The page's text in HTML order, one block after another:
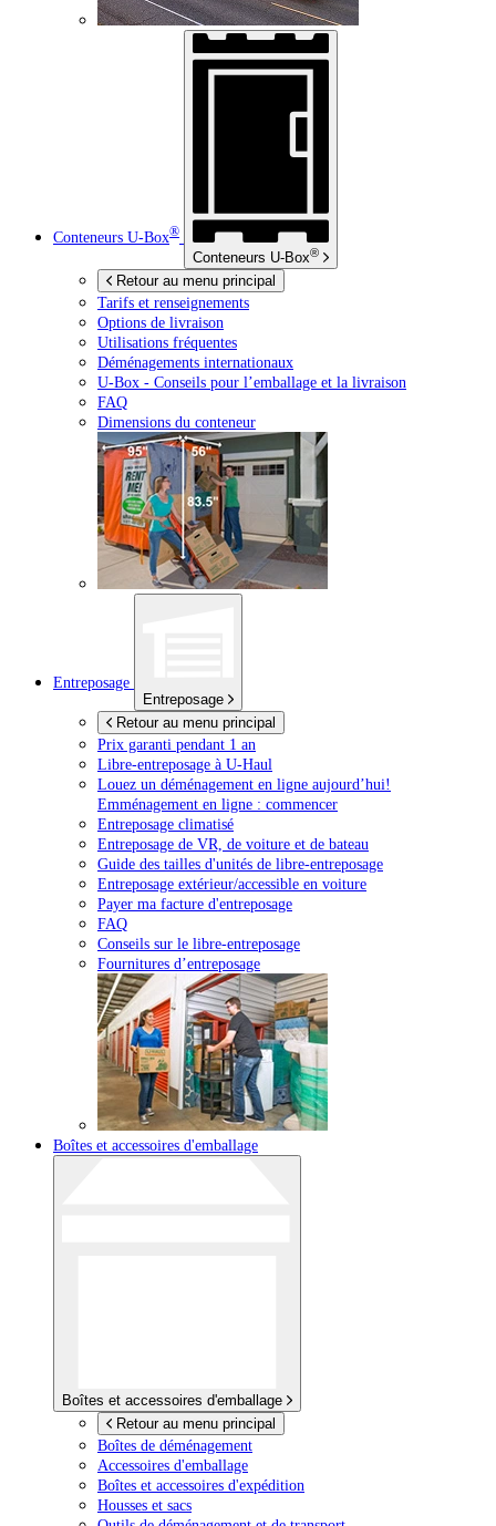
Conteneurs U-Box®
Conteneurs U-Box®
Retour au menu principal
Tarifs et renseignements
Options de livraison
Utilisations fréquentes
Déménagements internationaux
U-Box - Conseils pour l’emballage et la livraison
FAQ
Dimensions du conteneur
Entreposage
Entreposage
Retour au menu principal
Prix garanti pendant 1 an
Libre-entreposage à U-Haul
Louez un déménagement en ligne aujourd’hui!
Emménagement en ligne : commencer
Entreposage climatisé
Entreposage de VR, de voiture et de bateau
Guide des tailles d'unités de libre-entreposage
Entreposage extérieur/accessible en voiture
Payer ma facture d'entreposage
FAQ
Conseils sur le libre-entreposage
Fournitures d’entreposage
Boîtes et accessoires d'emballage
Boîtes et accessoires d'emballage
Retour au menu principal
Boîtes de déménagement
Accessoires d'emballage
Boîtes et accessoires d'expédition
Housses et sacs